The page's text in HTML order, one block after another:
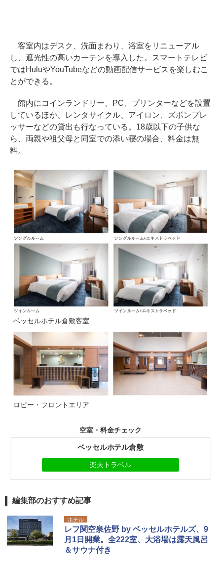
客室内はデスク、洗面まわり、浴室をリニューアル
し、遮光性の高いカーテンを導入した。スマートテレビ
ではHuluやYouTubeなどの動画配信サービスを楽しむこ
とができる。
館内にコインランドリー、PC、プリンターなどを設置
しているほか、レンタサイクル、アイロン、ズボンプレ
ッサーなどの貸出も行なっている。18歳以下の子供な
ら、両親や祖父母と同室での添い寝の場合、料金は無
料。
ベッセルホテル倉敷客室
ロビー・フロントエリア
空室・料金チェック
ベッセルホテル倉敷
楽天トラベル
編集部のおすすめ記事
ホテル
レフ関空泉佐野 by ベッセルホテルズ、9
月1日開業。全222室、大浴場は露天風呂
＆サウナ付き